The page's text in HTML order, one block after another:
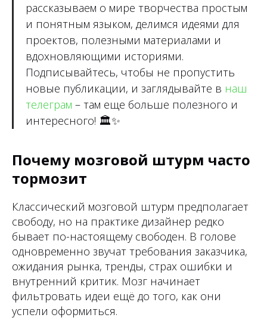
рассказываем о мире творчества простым
и понятным языком, делимся идеями для
проектов, полезными материалами и
вдохновляющими историями.
Подписывайтесь, чтобы не пропустить
новые публикации, и заглядывайте в наш
телеграм – там еще больше полезного и
интересного! 🏛✨
Почему мозговой штурм часто
тормозит
Классический мозговой штурм предполагает
свободу, но на практике дизайнер редко
бывает по-настоящему свободен. В голове
одновременно звучат требования заказчика,
ожидания рынка, тренды, страх ошибки и
внутренний критик. Мозг начинает
фильтровать идеи ещё до того, как они
успели оформиться.